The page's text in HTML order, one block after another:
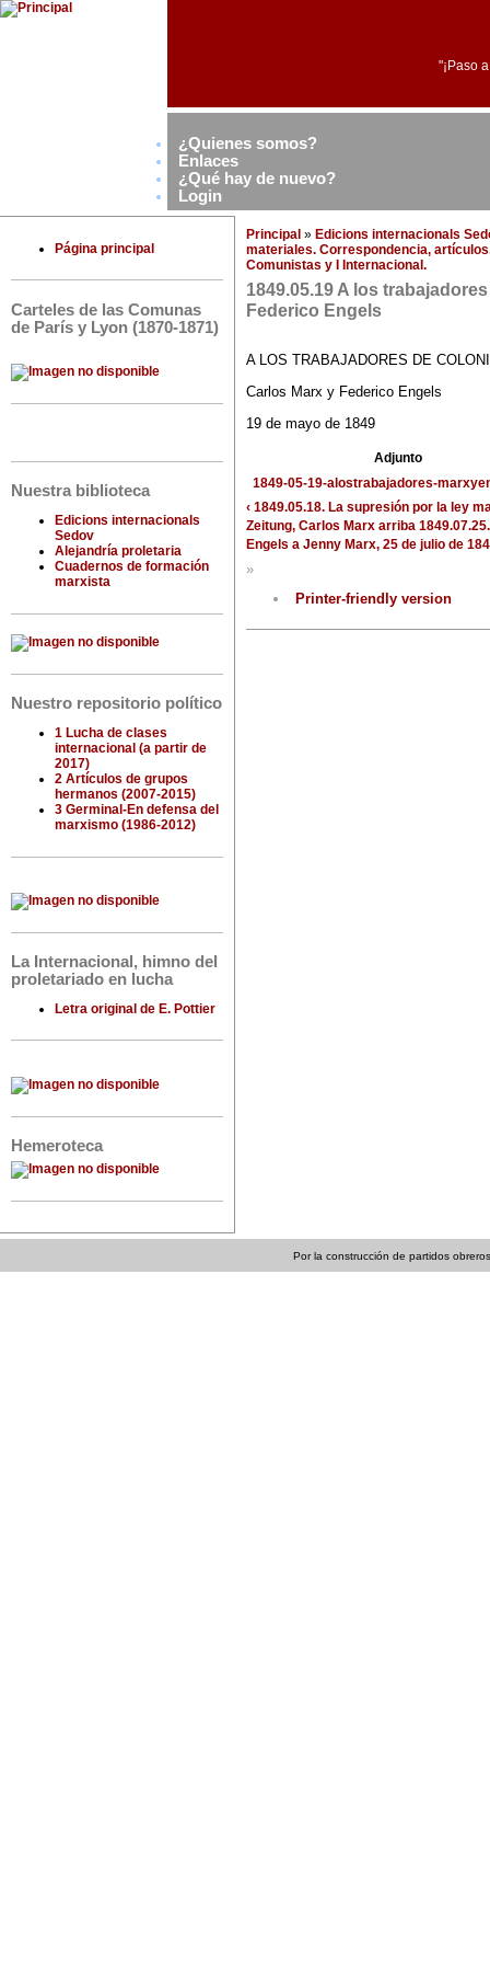
"¡Paso
¿Quienes somos?
Enlaces
¿Qué hay de nuevo?
Login
Página principal
Carteles de las Comunas
de París y Lyon (1870-1871)
Nuestra biblioteca
Edicions internacionals
Sedov
Alejandría proletaria
Cuadernos de formación
marxista
Nuestro repositorio político
1 Lucha de clases
internacional (a partir de
2017)
2 Artículos de grupos
hermanos (2007-2015)
3 Germinal-En defensa del
marxismo (1986-2012)
La Internacional, himno del
proletariado en lucha
Letra original de E. Pottier
Hemeroteca
Principal » Edicions internacionals
materiales. Correspondencia,
Comunistas y I Internacional.
1849.05.19 A los
Federico Engels
A LOS TRABAJADORES DE
Carlos Marx y Federico Engels
19 de mayo de 1849
Adjunto
1849-05-19-alostrabajadores-
‹ 1849.05.18. La supresión por la ley
Zeitung, Carlos Marx arriba
Engels a Jenny Marx, 25 de julio de
»
Printer-friendly version
Por la construcción de partidos